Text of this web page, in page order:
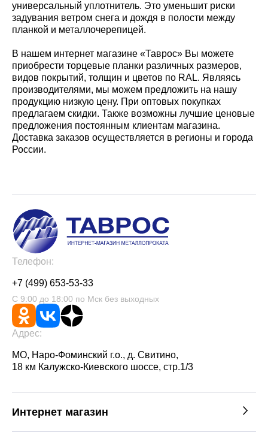
универсальный уплотнитель. Это уменьшит риски
задувания ветром снега и дождя в полости между
планкой и металлочерепицей.
В нашем интернет магазине «Таврос» Вы можете
приобрести торцевые планки различных размеров,
видов покрытий, толщин и цветов по RAL. Являясь
производителями, мы можем предложить на нашу
продукцию низкую цену. При оптовых покупках
предлагаем скидки. Также возможны лучшие ценовые
предложения постоянным клиентам магазина.
Доставка заказов осуществляется в регионы и города
России.
Телефон:
+7 (499) 653-53-33
С 9:00 до 18:00 по Мск без выходных
Адрес:
МО, Наро-Фоминский г.о., д. Свитино,
18 км Калужско-Киевского шоссе, стр.1/3
Интернет магазин